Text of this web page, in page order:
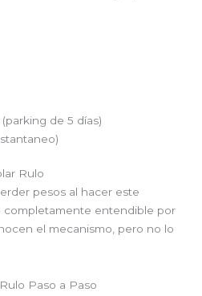
de 5 días)
Rulo
pesos al hacer este
completamente entendible por
el mecanismo, pero no lo
Paso a Paso